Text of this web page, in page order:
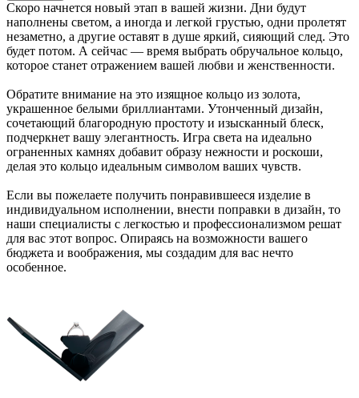
Скоро начнется новый этап в вашей жизни. Дни будут
наполнены светом, а иногда и легкой грустью, одни пролетят
незаметно, а другие оставят в душе яркий, сияющий след. Это
будет потом. А сейчас — время выбрать обручальное кольцо,
которое станет отражением вашей любви и женственности.
Обратите внимание на это изящное кольцо из золота,
украшенное белыми бриллиантами. Утонченный дизайн,
сочетающий благородную простоту и изысканный блеск,
подчеркнет вашу элегантность. Игра света на идеально
ограненных камнях добавит образу нежности и роскоши,
делая это кольцо идеальным символом ваших чувств.
Если вы пожелаете получить понравившееся изделие в
индивидуальном исполнении, внести поправки в дизайн, то
наши специалисты с легкостью и профессионализмом решат
для вас этот вопрос. Опираясь на возможности вашего
бюджета и воображения, мы создадим для вас нечто
особенное.